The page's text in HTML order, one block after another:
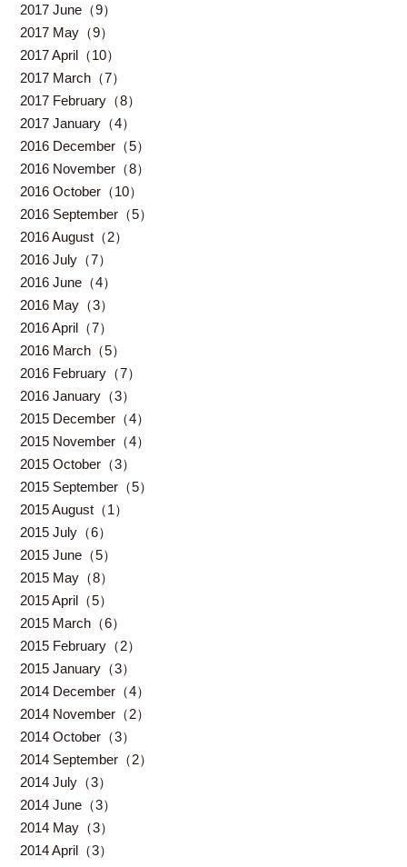
2017 June（9）
2017 May（9）
2017 April（10）
2017 March（7）
2017 February（8）
2017 January（4）
2016 December（5）
2016 November（8）
2016 October（10）
2016 September（5）
2016 August（2）
2016 July（7）
2016 June（4）
2016 May（3）
2016 April（7）
2016 March（5）
2016 February（7）
2016 January（3）
2015 December（4）
2015 November（4）
2015 October（3）
2015 September（5）
2015 August（1）
2015 July（6）
2015 June（5）
2015 May（8）
2015 April（5）
2015 March（6）
2015 February（2）
2015 January（3）
2014 December（4）
2014 November（2）
2014 October（3）
2014 September（2）
2014 July（3）
2014 June（3）
2014 May（3）
2014 April（3）